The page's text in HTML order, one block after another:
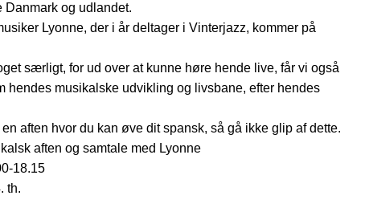
Danmark og udlandet.
Lyonne, der i år deltager i Vinterjazz, kommer på
særligt, for ud over at kunne høre hende live, får vi også
hendes musikalske udvikling og livsbane, efter hendes
aften hvor du kan øve dit spansk, så gå ikke glip af dette.
aften og samtale med Lyonne
18.15
th.